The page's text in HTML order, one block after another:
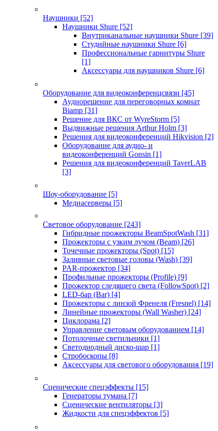
Наушники [52]
Наушники Shure [52]
Внутриканальные наушники Shure [39]
Студийные наушники Shure [6]
Профессиональные гарнитуры Shure
[1]
Аксессуары для наушников Shure [6]
Оборудование для видеоконференцсвязи [45]
Аудиорешение для переговорных комнат
Biamp [31]
Решение для ВКС от WyreStorm [5]
Выдвижные решения Arthur Holm [3]
Решения для видеоконференций Hikvision [2]
Оборудование для аудио- и
видеоконференций Gonsin [1]
Решения для видеоконференций TaverLAB
[3]
Шоу-оборудование [5]
Медиасерверы [5]
Световое оборудование [243]
Гибридные прожекторы BeamSpotWash [31]
Прожекторы с узким лучом (Beam) [26]
Точечные прожекторы (Spot) [15]
Заливные световые головы (Wash) [39]
PAR-прожектор [34]
Профильные прожекторы (Profile) [9]
Прожектор следящего света (FollowSpot) [2]
LED-бар (Bar) [4]
Прожекторы с линзой Френеля (Fresnel) [14]
Линейные прожекторы (Wall Washer) [24]
Циклорама [2]
Управление световым оборудованием [14]
Потолочные светильники [1]
Светодиодный диско-шар [1]
Стробоскопы [8]
Аксессуары для светового оборудования [19]
Сценические спецэффекты [15]
Генераторы тумана [7]
Сценические вентиляторы [3]
Жидкости для спецэффектов [5]